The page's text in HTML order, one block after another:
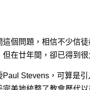
個問題，相信不少信
在廿年間，卻已得到很
Stevens，可算是